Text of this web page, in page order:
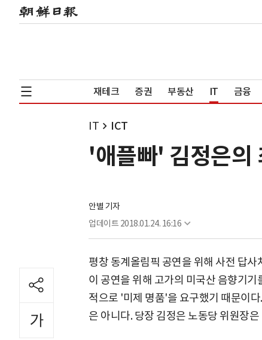
재테크 증권 부동산 IT 금융
IT ICT
'애플빠' 김정은의
안별 기자
업데이트 2018.01.24. 16:16
평창 동계올림픽 공연을 위해 사전 답
이 공연을 위해 고가의 미국산 음향기
적으로 '미제 명품'을 요구했기 때문이
은 아니다. 당장 김정은 노동당 위원장